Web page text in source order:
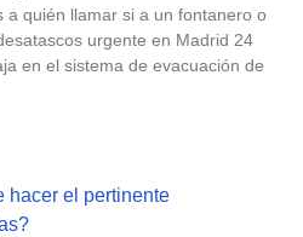
a quién llamar si a un fontanero o
urgente en Madrid 24
en el sistema de evacuación de